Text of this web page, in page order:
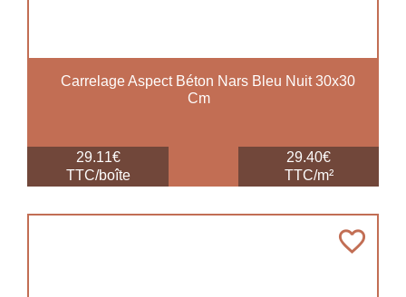
Carrelage Aspect Béton Nars Bleu Nuit 30x30
Cm
29.11€
TTC/boîte
29.40€
TTC/m²
favorite_border